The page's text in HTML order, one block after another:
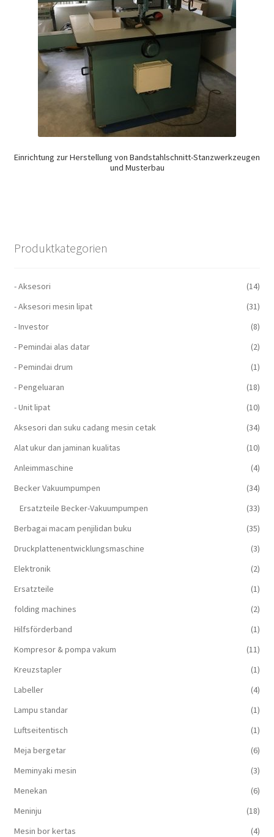
Einrichtung zur Herstellung von Bandstahlschnitt-Stanzwerkzeugen
und Musterbau
Produktkategorien
- Aksesori
(14)
- Aksesori mesin lipat
(31)
- Investor
(8)
- Pemindai alas datar
(2)
- Pemindai drum
(1)
- Pengeluaran
(18)
- Unit lipat
(10)
Aksesori dan suku cadang mesin cetak
(34)
Alat ukur dan jaminan kualitas
(10)
Anleimmaschine
(4)
Becker Vakuumpumpen
(34)
Ersatzteile Becker-Vakuumpumpen
(33)
Berbagai macam penjilidan buku
(35)
Druckplattenentwicklungsmaschine
(3)
Elektronik
(2)
Ersatzteile
(1)
folding machines
(2)
Hilfsförderband
(1)
Kompresor & pompa vakum
(11)
Kreuzstapler
(1)
Labeller
(4)
Lampu standar
(1)
Luftseitentisch
(1)
Meja bergetar
(6)
Meminyaki mesin
(3)
Menekan
(6)
Meninju
(18)
Mesin bor kertas
(4)